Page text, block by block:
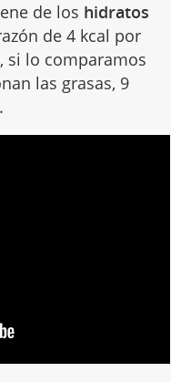
de los hidratos
de 4 kcal por
si lo comparamos
las grasas, 9